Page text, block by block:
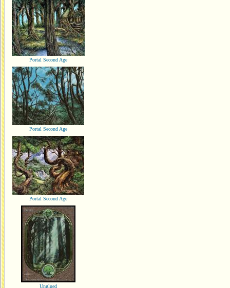
Portal Second Age
Portal Second Age
Portal Second Age
Unglued